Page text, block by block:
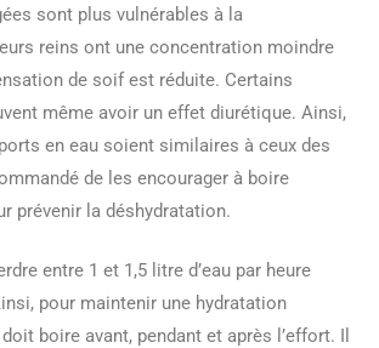
sont plus vulnérables à la
reins ont une concentration moindre
de soif est réduite. Certains
même avoir un effet diurétique. Ainsi,
en eau soient similaires à ceux des
de les encourager à boire
prévenir la déshydratation.
entre 1 et 1,5 litre d’eau par heure
pour maintenir une hydratation
boire avant, pendant et après l’effort. Il